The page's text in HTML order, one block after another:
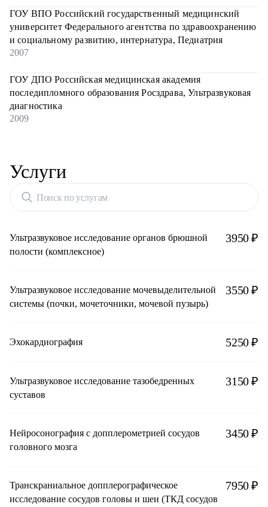
ГОУ ВПО Российский государственный медицинский
университет Федерального агентства по здравоохранению
и социальному развитию, интернатура, Педиатрия
2007
ГОУ ДПО Российская медицинская академия
последипломного образования Росздрава, Ультразвуковая
диагностика
2009
Услуги
Поиск по услугам
Ультразвуковое исследование органов брюшной
полости (комплексное)
3950 ₽
Ультразвуковое исследование мочевыделительной
системы (почки, мочеточники, мочевой пузырь)
3550 ₽
Эхокардиография 5250 ₽
Ультразвуковое исследование тазобедренных
суставов
3150 ₽
Нейросонография с допплерометрией сосудов
головного мозга
3450 ₽
Транскраниальное допплерографическое
исследование сосудов головы и шеи (ТКД сосудов
7950 ₽